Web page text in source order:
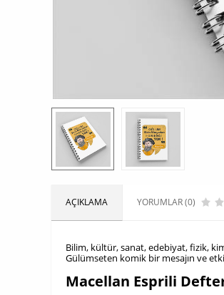
AÇIKLAMA YORUMLAR (0)
Bilim, kültür, sanat, edebiyat, fizik,
Gülümseten komik bir mesajın ve
Macellan Esprili